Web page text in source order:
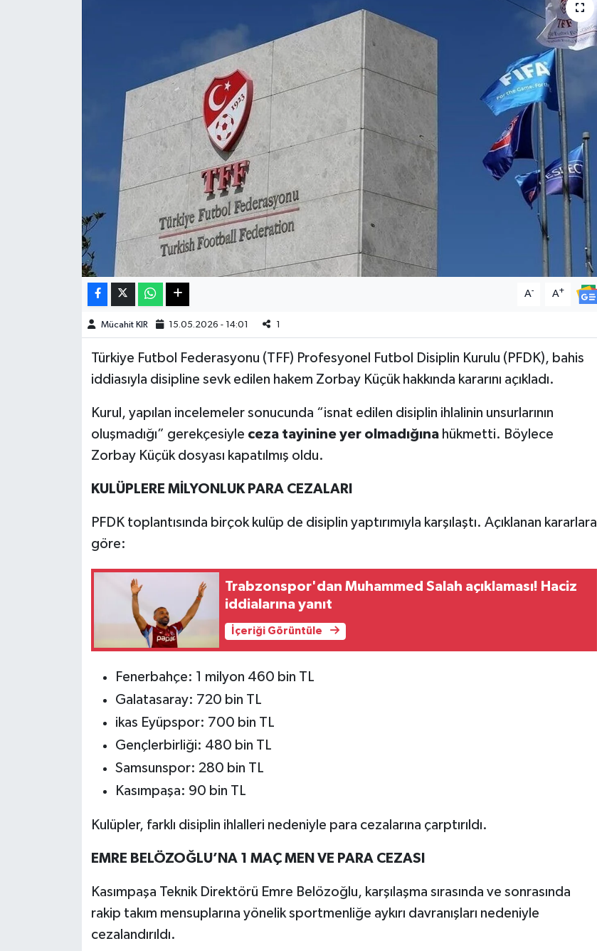
A- A+
Mücahit KIR 15.05.2026 - 14:01 1
Türkiye Futbol Federasyonu (TFF) Profesyonel Futbol Disiplin Kurulu (PFDK), bahis
iddiasıyla disipline sevk edilen hakem Zorbay Küçük hakkında kararını açıkladı.
Kurul, yapılan incelemeler sonucunda “isnat edilen disiplin ihlalinin unsurlarının
oluşmadığı” gerekçesiyle ceza tayinine yer olmadığınahükmetti. Böylece
Zorbay Küçük dosyası kapatılmış oldu.
KULÜPLERE MİLYONLUK PARA CEZALARI
PFDK toplantısında birçok kulüp de disiplin yaptırımıyla karşılaştı. Açıklanan kararlara
göre:
Trabzonspor'dan Muhammed Salah açıklaması! Haciz
iddialarına yanıt
İçeriği Görüntüle
Fenerbahçe: 1 milyon 460 bin TL
Galatasaray: 720 bin TL
ikas Eyüpspor: 700 bin TL
Gençlerbirliği: 480 bin TL
Samsunspor: 280 bin TL
Kasımpaşa: 90 bin TL
Kulüpler, farklı disiplin ihlalleri nedeniyle para cezalarına çarptırıldı.
EMRE BELÖZOĞLU’NA 1 MAÇ MEN VE PARA CEZASI
Kasımpaşa Teknik Direktörü Emre Belözoğlu, karşılaşma sırasında ve sonrasında
rakip takım mensuplarına yönelik sportmenliğe aykırı davranışları nedeniyle
cezalandırıldı.
Teknoloji